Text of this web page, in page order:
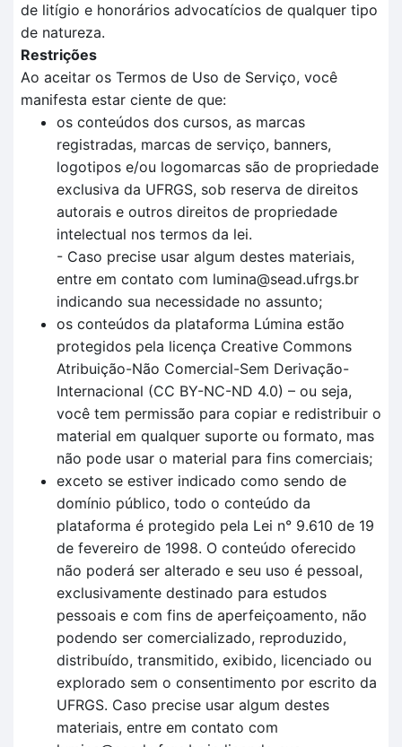
de litígio e honorários advocatícios de qualquer tipo
de natureza.
Restrições
Ao aceitar os Termos de Uso de Serviço, você
manifesta estar ciente de que:
os conteúdos dos cursos, as marcas
registradas, marcas de serviço, banners,
logotipos e/ou logomarcas são de propriedade
exclusiva da UFRGS, sob reserva de direitos
autorais e outros direitos de propriedade
intelectual nos termos da lei.
- Caso precise usar algum destes materiais,
entre em contato com lumina@sead.ufrgs.br
indicando sua necessidade no assunto;
os conteúdos da plataforma Lúmina estão
protegidos pela licença Creative Commons
Atribuição-Não Comercial-Sem Derivação-
Internacional (CC BY-NC-ND 4.0) – ou seja,
você tem permissão para copiar e redistribuir o
material em qualquer suporte ou formato, mas
não pode usar o material para fins comerciais;
exceto se estiver indicado como sendo de
domínio público, todo o conteúdo da
plataforma é protegido pela Lei n° 9.610 de 19
de fevereiro de 1998. O conteúdo oferecido
não poderá ser alterado e seu uso é pessoal,
exclusivamente destinado para estudos
pessoais e com fins de aperfeiçoamento, não
podendo ser comercializado, reproduzido,
distribuído, transmitido, exibido, licenciado ou
explorado sem o consentimento por escrito da
UFRGS. Caso precise usar algum destes
materiais, entre em contato com